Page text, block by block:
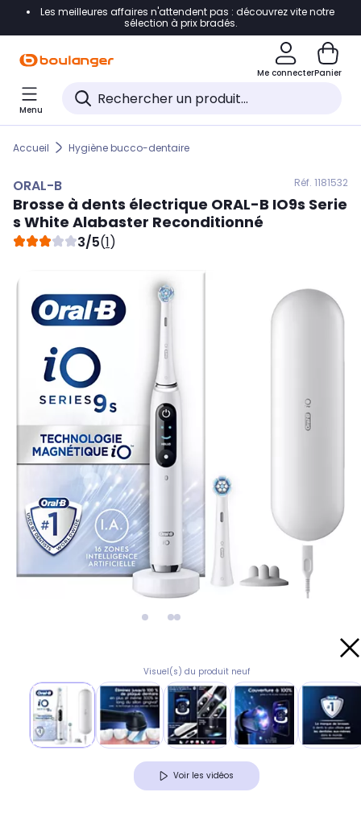
Accéder directement à la navigation
Accéder directement au pied de page
Accéder directement au chatbot
Les meilleures affaires n'attendent pas : découvrez vite notre
sélection à prix bradés.
Me connecterPanier
Menu
Accueil Hygiène bucco-dentaire
ORAL-B Réf. 1181532
Brosse à dents électrique ORAL-B IO9s Serie
s White Alabaster Reconditionné
3/5(1)
Visuel(s) du produit neuf
Voir les vidéos